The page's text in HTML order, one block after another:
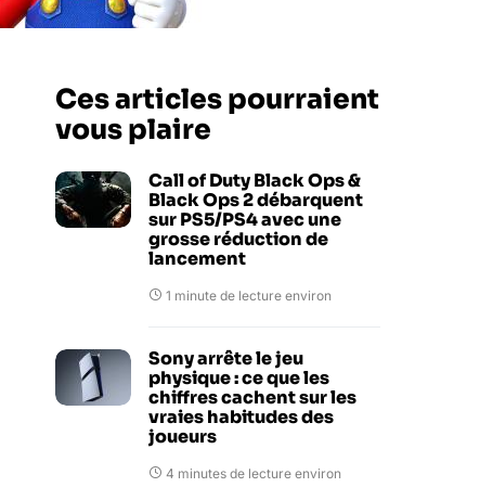
Ces articles pourraient
vous plaire
Call of Duty Black Ops &
Black Ops 2 débarquent
sur PS5/PS4 avec une
grosse réduction de
lancement
1 minute de lecture environ
Sony arrête le jeu
physique : ce que les
chiffres cachent sur les
vraies habitudes des
joueurs
4 minutes de lecture environ